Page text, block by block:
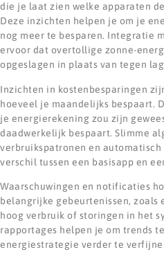
die je laat zien welke apparaten
Deze inzichten helpen je om je
nog meer te besparen. Integratie
ervoor dat overtollige zonne-
opgeslagen in plaats van tegen
Inzichten in kostenbesparingen
hoeveel je maandelijks bespaart.
je energierekening zou zijn
daadwerkelijk bespaart. Slimme
verbruikspatronen en
verschil tussen een basisapp en
Waarschuwingen en notificaties
belangrijke gebeurtenissen, zoals
hoog verbruik of storingen in het
rapportages helpen je om trends
energiestrategie verder te